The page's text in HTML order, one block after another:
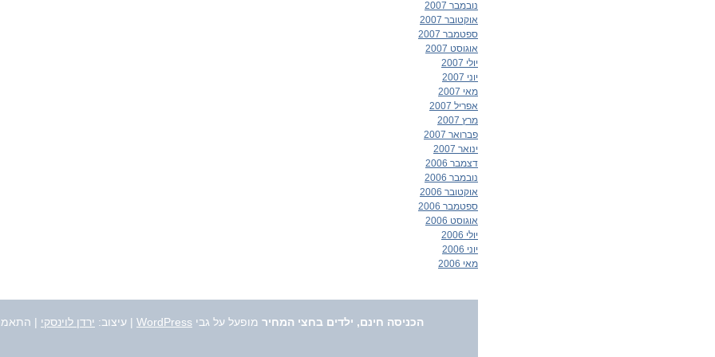
נובמבר 2007
אוקטובר 2007
ספטמבר 2007
אוגוסט 2007
יולי 2007
יוני 2007
מאי 2007
אפריל 2007
מרץ 2007
פברואר 2007
ינואר 2007
דצמבר 2006
נובמבר 2006
אוקטובר 2006
ספטמבר 2006
אוגוסט 2006
יולי 2006
יוני 2006
מאי 2006
הכניסה חינם, ילדים בחצי המחיר מופעל על גבי WordPress
| עיצוב: ירדן לוינסקי |